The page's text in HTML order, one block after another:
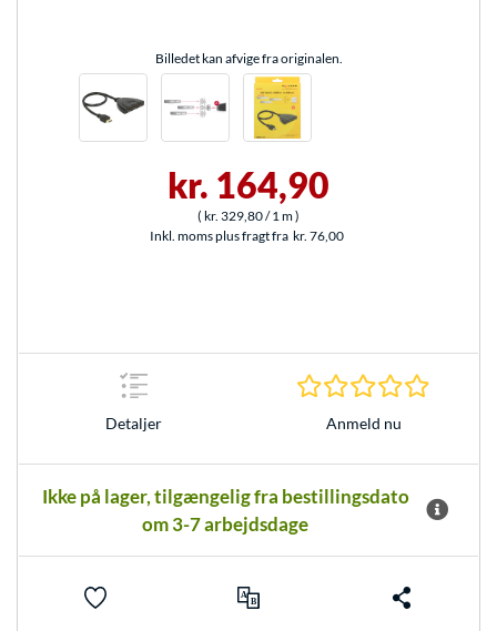
Billedet kan afvige fra originalen.
kr. 164,90
( kr. 329,80/ 1 m)
Inkl. moms plus fragt fra kr. 76,00
Detaljer Anmeld nu
Ikke på lager, tilgængelig fra bestillingsdato
om 3-7 arbejdsdage